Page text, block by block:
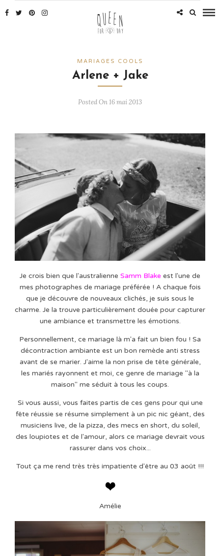
MARIAGES COOLS
Arlene + Jake
Posted On 16 mai 2013
Je crois bien que l'australienne Samm Blake est l'une de
mes photographes de mariage préférée ! A chaque fois
que je découvre de nouveaux clichés, je suis sous le
charme. Je la trouve particulièrement douée pour capturer
une ambiance et transmettre les émotions.
Personnellement, ce mariage là m'a fait un bien fou ! Sa
décontraction ambiante est un bon remède anti stress
avant de se marier. J'aime la non prise de tête générale,
les mariés rayonnent et moi, ce genre de mariage "à la
maison" me séduit à tous les coups.
Si vous aussi, vous faites partis de ces gens pour qui une
fête réussie se résume simplement à un pic nic géant, des
musiciens live, de la pizza, des mecs en short, du soleil,
des loupiotes et de l'amour, alors ce mariage devrait vous
rassurer dans vos choix...
Tout ça me rend très très impatiente d'être au 03 août !!!
Amélie